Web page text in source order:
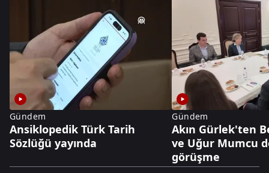
Gündem
Ansiklopedik Türk Tarih
Sözlüğü yayında
Gündem
Akın Gürlek'ten
ve Uğur Mumcu
görüşme